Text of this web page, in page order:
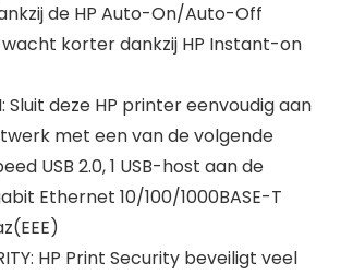
de HP Auto-On/Auto-Off
korter dankzij HP Instant-on
Sluit deze HP printer eenvoudig aan
met een van de volgende
USB 2.0, 1 USB-host aan de
Ethernet 10/100/1000BASE-T
HP Print Security beveiligt veel